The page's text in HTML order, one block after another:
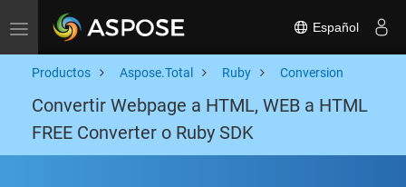
Toggle navigation Español
Productos Aspose.Total Ruby Conversion
Convertir Webpage a HTML, WEB a HTML
FREE Converter o Ruby SDK